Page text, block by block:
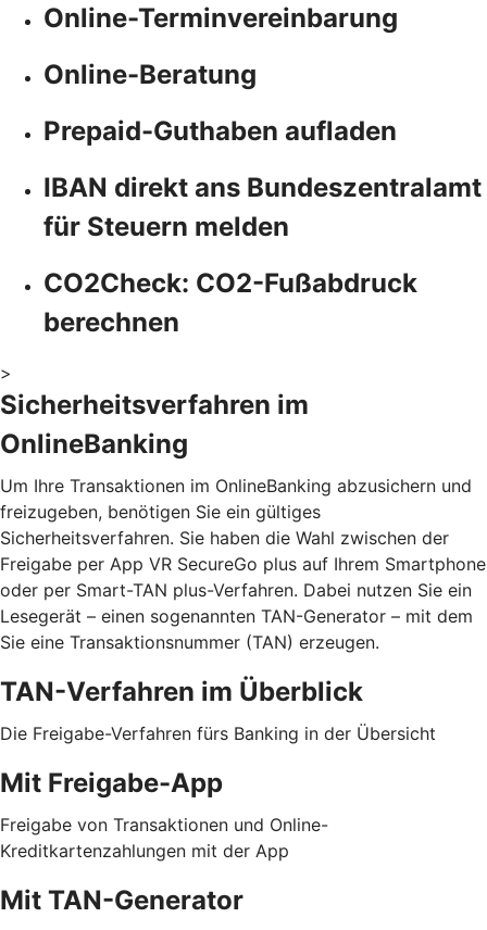
Online-Terminvereinbarung
Online-Beratung
Prepaid-Guthaben aufladen
IBAN direkt ans Bundeszentralamt
für Steuern melden
CO2Check: CO2-Fußabdruck
berechnen
>
Sicherheitsverfahren im
OnlineBanking
Um Ihre Transaktionen im OnlineBanking abzusichern und
freizugeben, benötigen Sie ein gültiges
Sicherheitsverfahren. Sie haben die Wahl zwischen der
Freigabe per App VR SecureGo plus auf Ihrem Smartphone
oder per Smart-TAN plus-Verfahren. Dabei nutzen Sie ein
Lesegerät – einen sogenannten TAN-Generator – mit dem
Sie eine Transaktionsnummer (TAN) erzeugen.
TAN-Verfahren im Überblick
Die Freigabe-Verfahren fürs Banking in der Übersicht
Mit Freigabe-App
Freigabe von Transaktionen und Online-
Kreditkartenzahlungen mit der App
Mit TAN-Generator